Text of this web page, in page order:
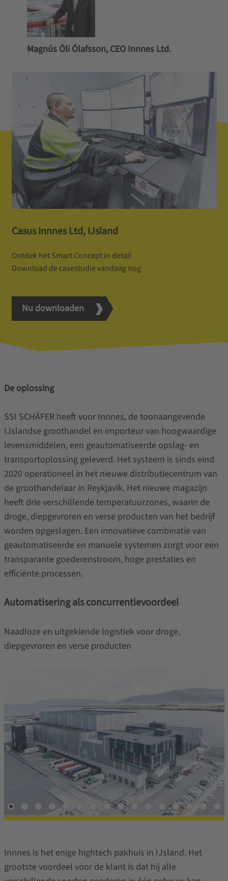
Magnús Óli Ólafsson, CEO Innnes Ltd.
Casus Innnes Ltd, IJsland
Ontdek het Smart Concept in detail
Download de casestudie vandaag nog
Nu downloaden
De oplossing
SSI SCHÄFER heeft voor Innnes, de toonaangevende
IJslandse groothandel en importeur van hoogwaardige
levensmiddelen, een geautomatiseerde opslag- en
transportoplossing geleverd. Het systeem is sinds eind
2020 operationeel in het nieuwe distributiecentrum van
de groothandelaar in Reykjavik. Het nieuwe magazijn
heeft drie verschillende temperatuurzones, waarin de
droge, diepgevroren en verse producten van het bedrijf
worden opgeslagen. Een innovatieve combinatie van
geautomatiseerde en manuele systemen zorgt voor een
transparante goederenstroom, hoge prestaties en
efficiënte processen.
Automatisering als concurrentievoordeel
Naadloze en uitgekiende logistiek voor droge,
diepgevroren en verse producten
Innnes is het enige hightech pakhuis in IJsland. Het
grootste voordeel voor de klant is dat hij alle